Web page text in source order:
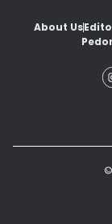
About Us